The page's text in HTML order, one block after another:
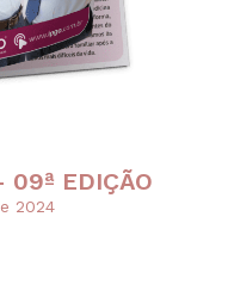
09ª EDIÇÃO
2024